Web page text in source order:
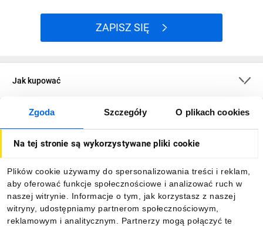
Zgoda Szczegóły O plikach cookies
Na tej stronie są wykorzystywane pliki cookie
Plików cookie używamy do spersonalizowania treści i reklam,
aby oferować funkcje społecznościowe i analizować ruch w
naszej witrynie. Informacje o tym, jak korzystasz z naszej
witryny, udostępniamy partnerom społecznościowym,
reklamowym i analitycznym. Partnerzy mogą połączyć te
ZAPISZ SIĘ
Jak kupować
O firmie
Informacje